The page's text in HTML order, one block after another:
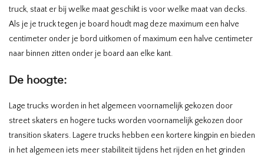
truck, staat er bij welke maat geschikt is voor welke maat van decks.
Als je je truck tegen je board houdt mag deze maximum een halve
centimeter onder je bord uitkomen of maximum een halve centimeter
naar binnen zitten onder je board aan elke kant.
De hoogte:
Lage trucks worden in het algemeen voornamelijk gekozen door
street skaters en hogere tucks worden voornamelijk gekozen door
transition skaters. Lagere trucks hebben een kortere kingpin en bieden
in het algemeen iets meer stabiliteit tijdens het rijden en het grinden